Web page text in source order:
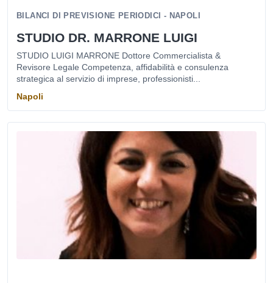
BILANCI DI PREVISIONE PERIODICI - NAPOLI
STUDIO DR. MARRONE LUIGI
STUDIO LUIGI MARRONE Dottore Commercialista &
Revisore Legale Competenza, affidabilità e consulenza
strategica al servizio di imprese, professionisti...
Napoli